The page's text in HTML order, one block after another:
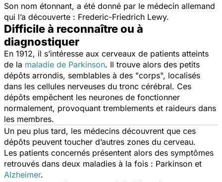
Son nom étonnant, a été donné par le médecin allemand
qui l’a découverte : Frederic-Friedrich Lewy.
Difficile à reconnaître ou à
diagnostiquer
En 1912, il s’intéresse aux cerveaux de patients atteints
de la maladie de Parkinson. Il trouve alors des petits
dépôts arrondis, semblables à des "corps", localisés
dans les cellules nerveuses du tronc cérébral. Ces
dépôts empêchent les neurones de fonctionner
normalement, provoquant tremblements et raideurs dans
les membres.
Un peu plus tard, les médecins découvrent que ces
dépôts peuvent toucher d’autres zones du cerveau.
Les patients concernés présentent alors des symptômes
retrouvés dans deux maladies à la fois : Parkinson et
Alzheimer.